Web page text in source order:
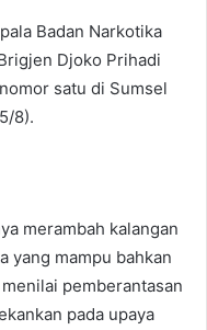
Badan Narkotika
Djoko Prihadi
satu di Sumsel
8).
merambah kalangan
yang mampu bahkan
pemberantasan
pada upaya